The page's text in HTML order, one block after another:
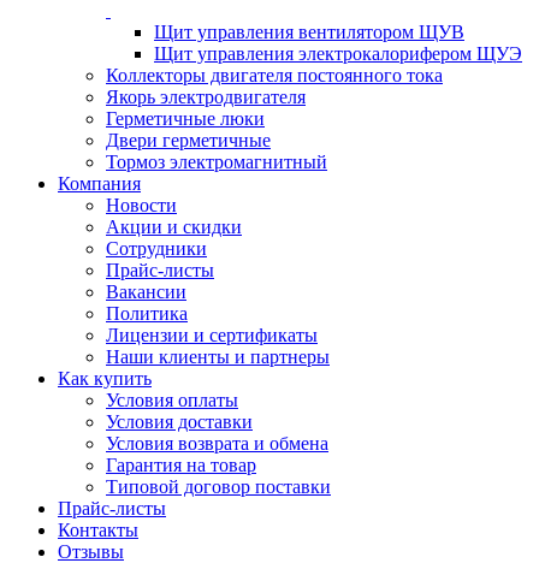
Щит управления вентилятором ЩУВ
Щит управления электрокалорифером ЩУЭ
Коллекторы двигателя постоянного тока
Якорь электродвигателя
Герметичные люки
Двери герметичные
Тормоз электромагнитный
Компания
Новости
Акции и скидки
Сотрудники
Прайс-листы
Вакансии
Политика
Лицензии и сертификаты
Наши клиенты и партнеры
Как купить
Условия оплаты
Условия доставки
Условия возврата и обмена
Гарантия на товар
Типовой договор поставки
Прайс-листы
Контакты
Отзывы